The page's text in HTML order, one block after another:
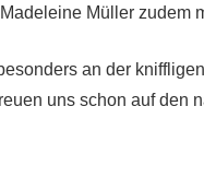
Müller zudem
an der
uns schon auf den